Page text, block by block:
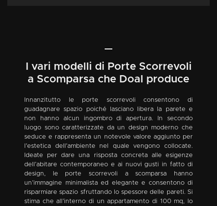
I vari modelli di Porte Scorrevoli
a Scomparsa che Doal produce
Innanzitutto le porte scorrevoli consentono di
guadagnare spazio poiché lasciano libera la parete e
non hanno alcun ingombro di apertura. In secondo
luogo sono caratterizzate da un design moderno che
seduce e rappresenta un notevole valore aggiunto per
l’estetica dell’ambiente nel quale vengono collocate.
Ideate per dare una risposta concreta alle esigenze
dell’abitare contemporaneo e ai nuovi gusti in fatto di
design, le porte scorrevoli a scomparsa hanno
un’immagine minimalista ed elegante e consentono di
risparmiare spazio sfruttando lo spessore delle pareti. Si
stima che all’interno di un appartamento di 100 mq, lo